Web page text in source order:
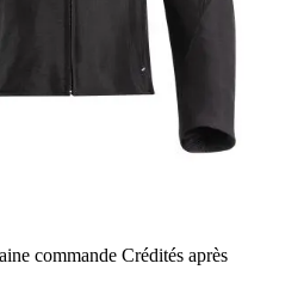
commande Crédités après